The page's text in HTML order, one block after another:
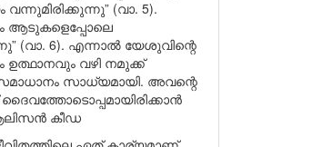
(വാ. 5).
ആടുകളെപ്പോലെ
(വാ. 6). എന്നാൽ യേശുവിന്റെ
വഴി നമുക്ക്
സാധ്യമായി. അവന്റെ
കീഡ